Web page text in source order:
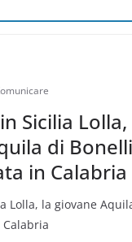
Sicilia Lolla,
di
in Calabria
Lolla, la giovane